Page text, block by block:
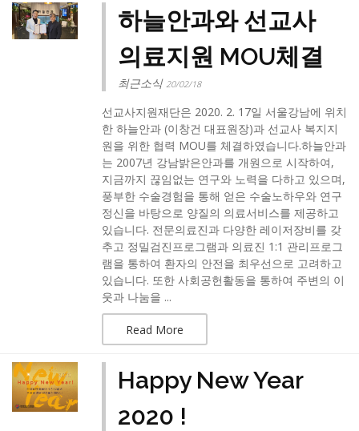
하늘안과와 선교사
의료지원 MOU체결
최근소식 20/02/18
선교사지원재단은 2020. 2. 17일 서울강남에 위치
한 하늘안과 (이창건 대표원장)과 선교사 복지지
원을 위한 협력 MOU를 체결하였습니다.​하늘안과
는 2007년 강남밝은안과를 개원으로 시작하여,
지금까지 끊임없는 연구와 노력을 다하고 있으며,
풍부한 수술경험을 통해 얻은 수술노하우와 연구
정신을 바탕으로 양질의 의료서비스를 제공하고
있습니다. 전문의료진과 다양한 레이저장비를 갖
추고 정밀검진프로그램과 의료진 1:1 관리프로그
램을 통하여 환자의 안전을 최우선으로 고려하고
있습니다. 또한 사회공헌활동을 통하여 주변의 이
웃과 나눔을 ...
Read More
Happy New Year
2020 !